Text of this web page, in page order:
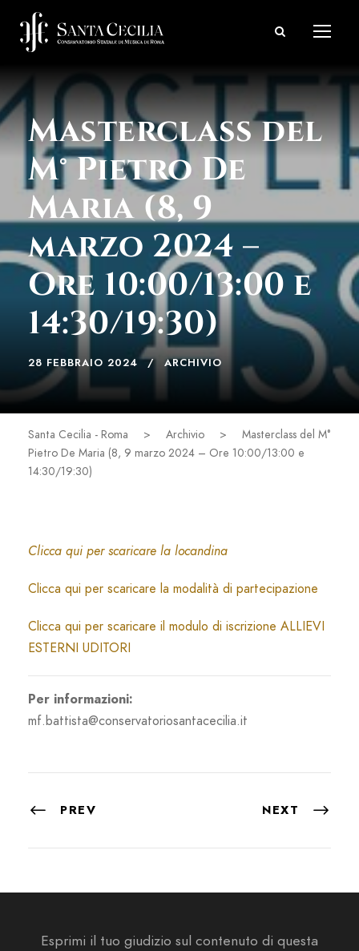
Masterclass del
M° Pietro De
Maria (8, 9
marzo 2024 –
Ore 10:00/13:00 e
14:30/19:30)
28 FEBBRAIO 2024 ARCHIVIO
Santa Cecilia - Roma > Archivio >
Masterclass del M°
Pietro De Maria (8, 9 marzo 2024 – Ore 10:00/13:00 e
14:30/19:30)
Clicca qui per scaricare la locandina
Clicca qui per scaricare la modalità di partecipazione
Clicca qui per scaricare il modulo di iscrizione ALLIEVI
ESTERNI UDITORI
Per informazioni:
mf.battista@conservatoriosantacecilia.it
PREV NEXT
Esprimi il tuo giudizio sul contenuto di questa